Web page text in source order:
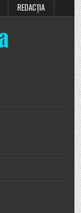
REDACȚIA